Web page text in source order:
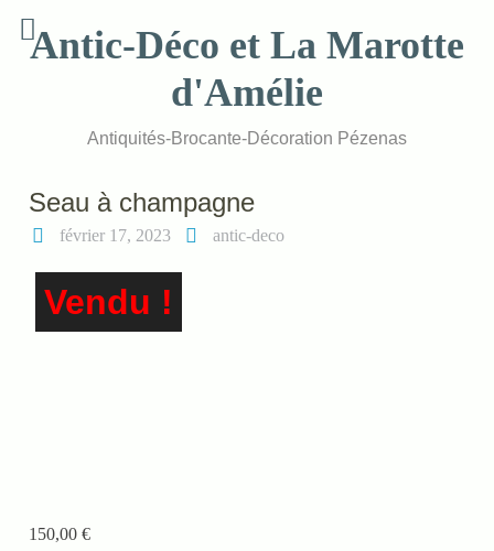
contentAntic-Déco et La Marotte
d'Amélie
Antiquités-Brocante-Décoration Pézenas
Seau à champagne
février 17, 2023 antic-deco
Vendu !
150,00€